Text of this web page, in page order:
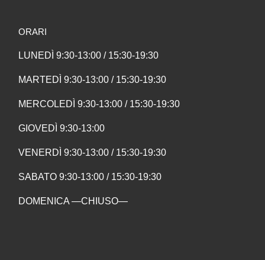
ORARI
LUNEDÌ 9:30-13:00 / 15:30-19:30
MARTEDÌ 9:30-13:00 / 15:30-19:30
MERCOLEDÌ 9:30-13:00 / 15:30-19:30
GIOVEDÌ 9:30-13:00
VENERDÌ 9:30-13:00 / 15:30-19:30
SABATO 9:30-13:00 / 15:30-19:30
DOMENICA —CHIUSO—